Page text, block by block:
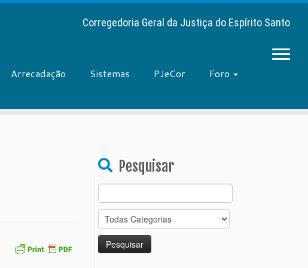
Corregedoria Geral da Justiça do Espírito Santo
Arrecadação Sistemas PJeCor
Foro
Pesquisar
for: